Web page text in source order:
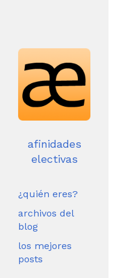
afinidades
electivas
¿quién eres?
archivos del
blog
los mejores
posts